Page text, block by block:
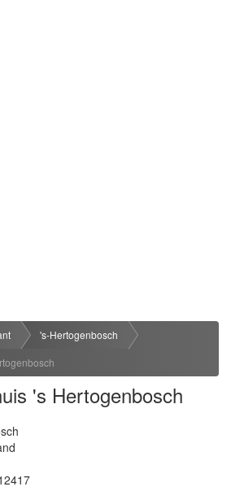
's-Hertogenbosch
's Hertogenbosch